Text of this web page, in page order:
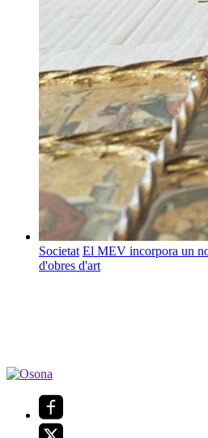
Societat El MEV incorpora un
d'obres d'art